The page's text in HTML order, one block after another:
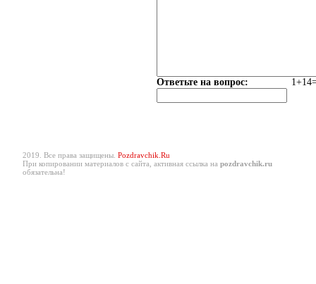
Ответьте на вопрос:
2019. Все права защищены. Pozdravchik.Ru
При копировании материалов с сайта, активная ссылка на pozdravchik.ru
обязательна!